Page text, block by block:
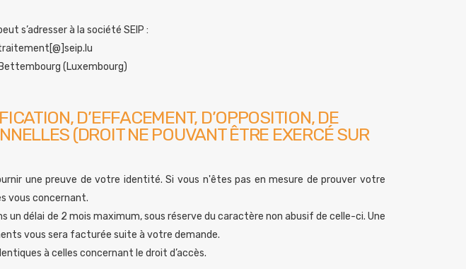
s’adresser à la société SEIP :
(Luxembourg)
D’EFFACEMENT, D’OPPOSITION, DE
(DROIT NE POUVANT ÊTRE EXERCÉ SUR
une preuve de votre identité. Si vous n'êtes pas en mesure de prouver votre
vous concernant.
délai de 2 mois maximum, sous réserve du caractère non abusif de celle-ci. Une
vous sera facturée suite à votre demande.
à celles concernant le droit d’accès.